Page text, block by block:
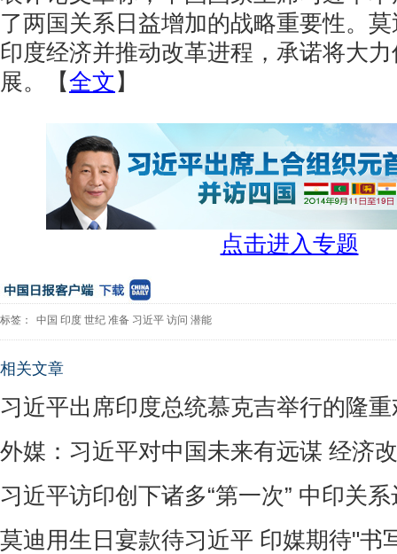
了两国关系日益增加的战略重要性。
印度经济并推动改革进程，承诺将大
展。【全文 】
点击进入专题
标签： 中国 印度 世纪 准备 习近平 访问 潜能
相关文章
习近平出席印度总统慕克吉举行的隆
外媒：习近平对中国未来有远谋 经济
习近平访印创下诸多“第一次” 中印关
莫迪用生日宴款待习近平 印媒期待"书